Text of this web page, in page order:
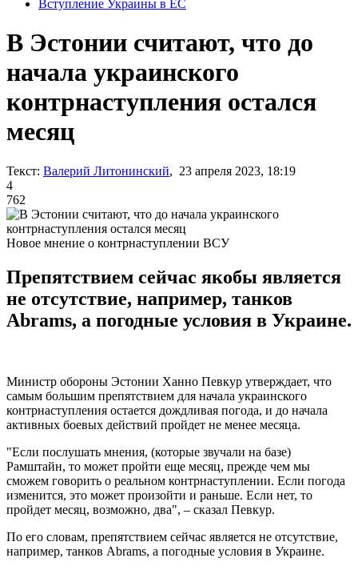
Вступление Украины в ЕС
В Эстонии считают, что до
начала украинского
контрнаступления остался
месяц
Текст: Валерий Литонинский, 23 апреля 2023, 18:19
4
762
Новое мнение о контрнаступлении ВСУ
Препятствием сейчас якобы является
не отсутствие, например, танков
Abrams, а погодные условия в Украине.
Министр обороны Эстонии Ханно Певкур утверждает, что
самым большим препятствием для начала украинского
контрнаступления остается дождливая погода, и до начала
активных боевых действий пройдет не менее месяца.
"Если послушать мнения, (которые звучали на базе)
Рамштайн, то может пройти еще месяц, прежде чем мы
сможем говорить о реальном контрнаступлении. Если погода
изменится, это может произойти и раньше. Если нет, то
пройдет месяц, возможно, два", – сказал Певкур.
По его словам, препятствием сейчас является не отсутствие,
например, танков Abrams, а погодные условия в Украине.